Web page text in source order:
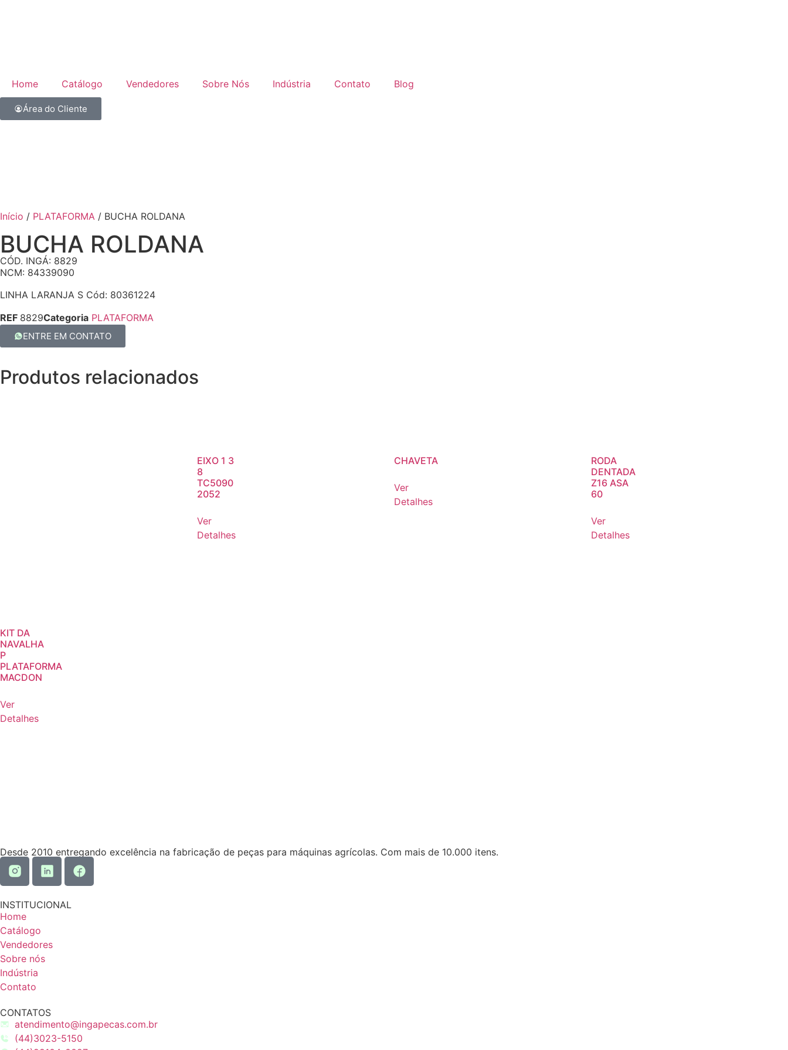
Home Catálogo Vendedores Sobre Nós Indústria Contato Blog
Área do Cliente
Início / PLATAFORMA / BUCHA ROLDANA
BUCHA ROLDANA
CÓD. INGÁ: 8829
NCM: 84339090
LINHA LARANJA S Cód: 80361224
REF 8829Categoria PLATAFORMA
ENTRE EM CONTATO
Produtos relacionados
EIXO 1 3
8
TC5090
2052
Ver
Detalhes
CHAVETA
Ver
Detalhes
RODA
DENTADA
Z16 ASA
60
Ver
Detalhes
KIT DA
NAVALHA
P
PLATAFORMA
MACDON
Ver
Detalhes
Desde 2010 entregando excelência na fabricação de peças para máquinas agrícolas. Com mais de 10.000 itens.
INSTITUCIONAL
Home
Catálogo
Vendedores
Sobre nós
Indústria
Contato
CONTATOS
atendimento@ingapecas.com.br
(44)3023-5150